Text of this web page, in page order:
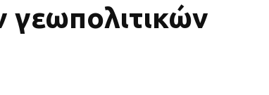
γεωπολιτικών